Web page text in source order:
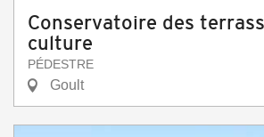
Conservatoire des
culture
PÉDESTRE
Goult